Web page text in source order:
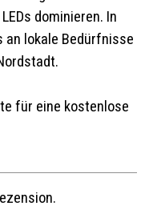
dominieren. In
an lokale Bedürfnisse
für eine kostenlose